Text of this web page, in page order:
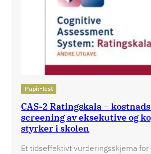
Papir-test
CAS-2 Ratingskala –
screening av eksekutive og
styrker i skolen
Et tidseffektivt vurderingsskjema for